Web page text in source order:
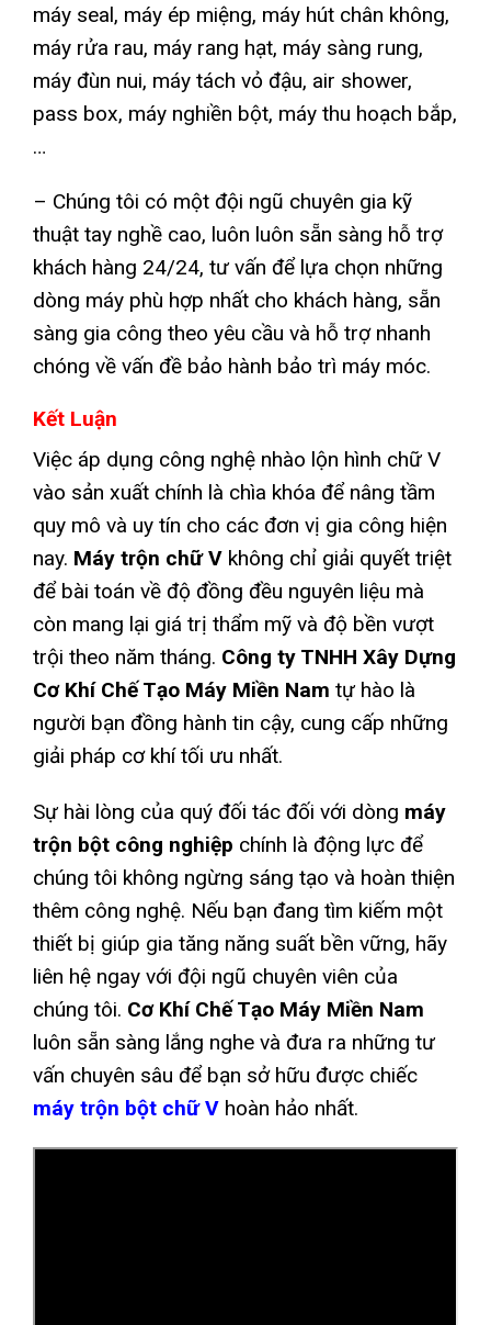
máy seal, máy ép miệng, máy hút chân không,
máy rửa rau, máy rang hạt, máy sàng rung,
máy đùn nui, máy tách vỏ đậu, air shower,
pass box, máy nghiền bột, máy thu hoạch bắp,
…
– Chúng tôi có một đội ngũ chuyên gia kỹ
thuật tay nghề cao, luôn luôn sẵn sàng hỗ trợ
khách hàng 24/24, tư vấn để lựa chọn những
dòng máy phù hợp nhất cho khách hàng, sẵn
sàng gia công theo yêu cầu và hỗ trợ nhanh
chóng về vấn đề bảo hành bảo trì máy móc.
Kết Luận
Việc áp dụng công nghệ nhào lộn hình chữ V
vào sản xuất chính là chìa khóa để nâng tầm
quy mô và uy tín cho các đơn vị gia công hiện
nay. Máy trộn chữ V không chỉ giải quyết triệt
để bài toán về độ đồng đều nguyên liệu mà
còn mang lại giá trị thẩm mỹ và độ bền vượt
trội theo năm tháng. Công ty TNHH Xây Dựng
Cơ Khí Chế Tạo Máy Miền Nam tự hào là
người bạn đồng hành tin cậy, cung cấp những
giải pháp cơ khí tối ưu nhất.
Sự hài lòng của quý đối tác đối với dòng máy
trộn bột công nghiệp chính là động lực để
chúng tôi không ngừng sáng tạo và hoàn thiện
thêm công nghệ. Nếu bạn đang tìm kiếm một
thiết bị giúp gia tăng năng suất bền vững, hãy
liên hệ ngay với đội ngũ chuyên viên của
chúng tôi. Cơ Khí Chế Tạo Máy Miền Nam
luôn sẵn sàng lắng nghe và đưa ra những tư
vấn chuyên sâu để bạn sở hữu được chiếc
máy trộn bột chữ V hoàn hảo nhất.